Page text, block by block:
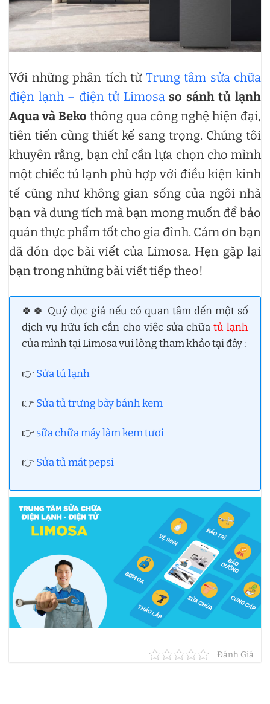
Với những phân tích từ Trung tâm sửa chữa
điện lạnh – điện tử Limosaso sánh tủ lạnh
Aqua và Beko thông qua công nghệ hiện đại,
tiên tiến cùng thiết kế sang trọng. Chúng tôi
khuyên rằng, bạn chỉ cần lựa chọn cho mình
một chiếc tủ lạnh phù hợp với điều kiện kinh
tế cũng như không gian sống của ngôi nhà
bạn và dung tích mà bạn mong muốn để bảo
quản thực phẩm tốt cho gia đình. Cảm ơn bạn
đã đón đọc bài viết của Limosa. Hẹn gặp lại
bạn trong những bài viết tiếp theo!
🍀🍀 Quý đọc giả nếu có quan tâm đến một số
dịch vụ hữu ích cần cho việc sửa chữa tủ lạnh
của mình tại Limosa vui lòng tham khảo tại đây :
👉 Sửa tủ lạnh
👉 Sửa tủ trưng bày bánh kem
👉 sữa chữa máy làm kem tươi
👉 Sửa tủ mát pepsi
Đánh Giá